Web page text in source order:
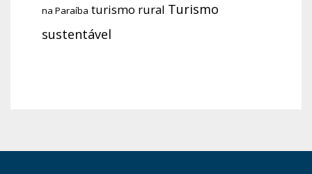
na Paraíba turismo rural Turismo
sustentável